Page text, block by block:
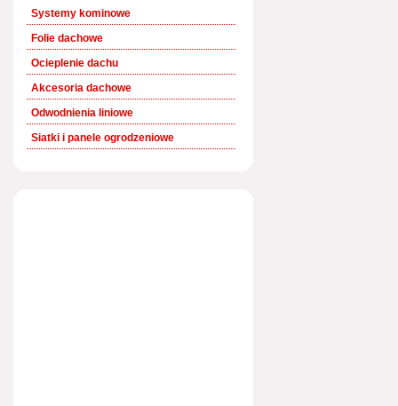
Systemy kominowe
Folie dachowe
Ocieplenie dachu
Akcesoria dachowe
Odwodnienia liniowe
Siatki i panele ogrodzeniowe